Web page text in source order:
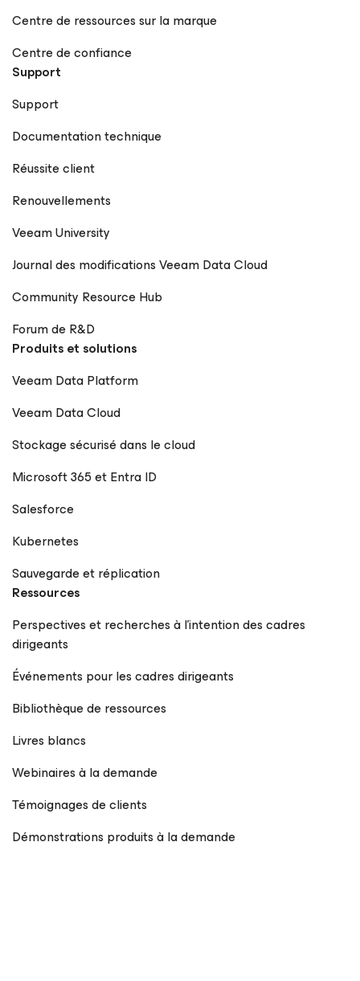
Centre de ressources sur la marque
Centre de confiance
Support
Support
Documentation technique
Réussite client
Renouvellements
Veeam University
Journal des modifications Veeam Data Cloud
Community Resource Hub
Forum de R&D
Produits et solutions
Veeam Data Platform
Veeam Data Cloud
Stockage sécurisé dans le cloud
Microsoft 365 et Entra ID
Salesforce
Kubernetes
Sauvegarde et réplication
Ressources
Perspectives et recherches à l’intention des cadres
dirigeants
Événements pour les cadres dirigeants
Bibliothèque de ressources
Livres blancs
Webinaires à la demande
Témoignages de clients
Démonstrations produits à la demande